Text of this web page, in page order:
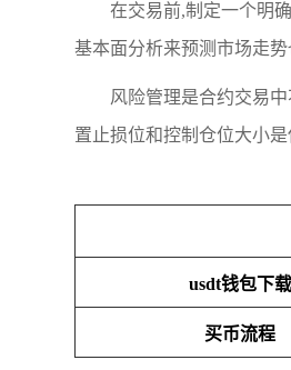
在交易前,制定一个明
基本面分析来预测市场走
风险管理是合约交易
置止损位和控制仓位大小
usdt钱包下载
买币流程